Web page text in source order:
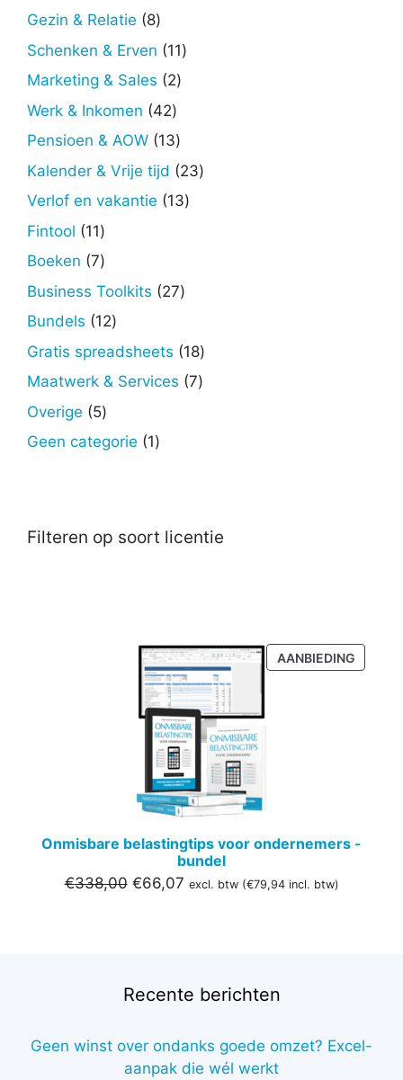
Gezin & Relatie 88
producten
Schenken & Erven 1111
Marketing & Sales 22
Werk & Inkomen 4242
producten
Pensioen & AOW 1313
producten
Kalender & Vrije tijd 2323
Verlof en vakantie 1313
Fintool 1111
producten
Boeken 77
producten
Business Toolkits 2727
Bundels 1212
producten
Gratis spreadsheets 1818
producten
Maatwerk & Services 77
Overige 55
producten
Geen categorie 11
Filteren op soort licentie
AANBIEDING
IN
Onmisbare belastingtips voor ondernemers -
bundel
€338,00 Oorspronkelijke
€66,07Huidige
excl. btw (€79,94incl. btw)
Recente berichten
Geen winst over ondanks goede omzet? Excel-
aanpak die wél werkt